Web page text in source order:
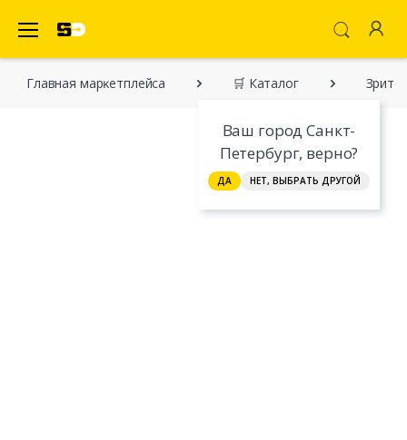
Ваш город Санкт-
Петербург, верно?
ДА НЕТ, ВЫБРАТЬ ДРУГОЙ
Главная марĸетплейса 🛒 Каталог